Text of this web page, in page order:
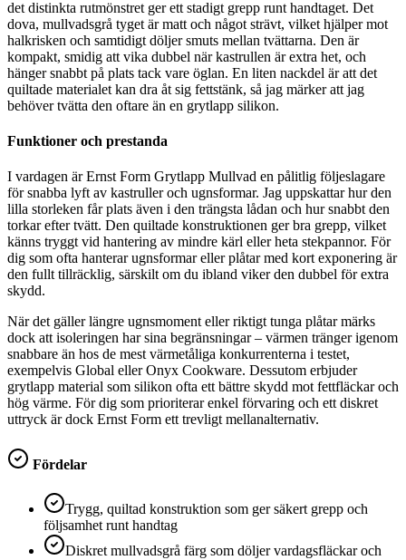
det distinkta rutmönstret ger ett stadigt grepp runt handtaget. Det
dova, mullvadsgrå tyget är matt och något strävt, vilket hjälper mot
halkrisken och samtidigt döljer smuts mellan tvättarna. Den är
kompakt, smidig att vika dubbel när kastrullen är extra het, och
hänger snabbt på plats tack vare öglan. En liten nackdel är att det
quiltade materialet kan dra åt sig fettstänk, så jag märker att jag
behöver tvätta den oftare än en grytlapp silikon.
Funktioner och prestanda
I vardagen är Ernst Form Grytlapp Mullvad en pålitlig följeslagare
för snabba lyft av kastruller och ugnsformar. Jag uppskattar hur den
lilla storleken får plats även i den trängsta lådan och hur snabbt den
torkar efter tvätt. Den quiltade konstruktionen ger bra grepp, vilket
känns tryggt vid hantering av mindre kärl eller heta stekpannor. För
dig som ofta hanterar ugnsformar eller plåtar med kort exponering är
den fullt tillräcklig, särskilt om du ibland viker den dubbel för extra
skydd.
När det gäller längre ugnsmoment eller riktigt tunga plåtar märks
dock att isoleringen har sina begränsningar – värmen tränger igenom
snabbare än hos de mest värmetåliga konkurrenterna i testet,
exempelvis Global eller Onyx Cookware. Dessutom erbjuder
grytlapp material som silikon ofta ett bättre skydd mot fettfläckar och
hög värme. För dig som prioriterar enkel förvaring och ett diskret
uttryck är dock Ernst Form ett trevligt mellanalternativ.
Fördelar
Trygg, quiltad konstruktion som ger säkert grepp och
följsamhet runt handtag
Diskret mullvadsgrå färg som döljer vardagsfläckar och